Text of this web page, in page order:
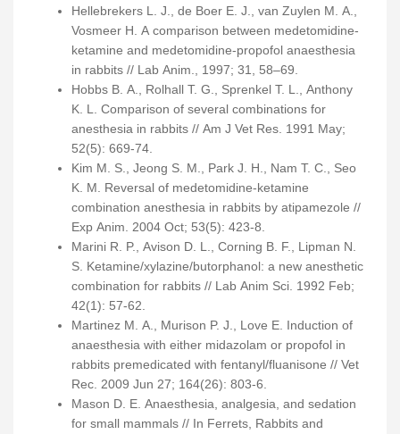
Hellebrekers L. J., de Boer E. J., van Zuylen M. A.,
Vosmeer H. A comparison between medetomidine-
ketamine and medetomidine-propofol anaesthesia
in rabbits // Lab Anim., 1997; 31, 58–69.
Hobbs B. A., Rolhall T. G., Sprenkel T. L., Anthony
K. L. Comparison of several combinations for
anesthesia in rabbits // Am J Vet Res. 1991 May;
52(5): 669-74.
Kim M. S., Jeong S. M., Park J. H., Nam T. C., Seo
K. M. Reversal of medetomidine-ketamine
combination anesthesia in rabbits by atipamezole //
Exp Anim. 2004 Oct; 53(5): 423-8.
Marini R. P., Avison D. L., Corning B. F., Lipman N.
S. Ketamine/xylazine/butorphanol: a new anesthetic
combination for rabbits // Lab Anim Sci. 1992 Feb;
42(1): 57-62.
Martinez M. A., Murison P. J., Love E. Induction of
anaesthesia with either midazolam or propofol in
rabbits premedicated with fentanyl/fluanisone // Vet
Rec. 2009 Jun 27; 164(26): 803-6.
Mason D. E. Anaesthesia, analgesia, and sedation
for small mammals // In Ferrets, Rabbits and